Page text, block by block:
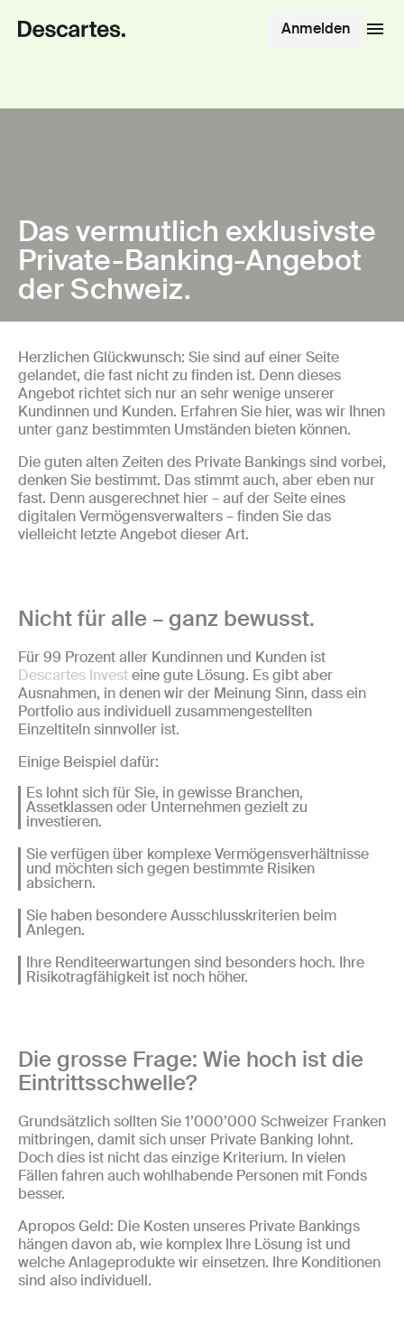
Anmelden
Das vermutlich exklusivste
Private-Banking-Angebot
der Schweiz.
Herzlichen Glückwunsch: Sie sind auf einer Seite
gelandet, die fast nicht zu finden ist. Denn dieses
Angebot richtet sich nur an sehr wenige unserer
Kundinnen und Kunden. Erfahren Sie hier, was wir Ihnen
unter ganz bestimmten Umständen bieten können.
Die guten alten Zeiten des Private Bankings sind vorbei,
denken Sie bestimmt. Das stimmt auch, aber eben nur
fast. Denn ausgerechnet hier – auf der Seite eines
digitalen Vermögensverwalters – finden Sie das
vielleicht letzte Angebot dieser Art.
Nicht für alle – ganz bewusst.
Für 99 Prozent aller Kundinnen und Kunden ist
Descartes Investeine gute Lösung. Es gibt aber
Ausnahmen, in denen wir der Meinung Sinn, dass ein
Portfolio aus individuell zusammengestellten
Einzeltiteln sinnvoller ist.
Einige Beispiel dafür:
Es lohnt sich für Sie, in gewisse Branchen,
Assetklassen oder Unternehmen gezielt zu
investieren.
Sie verfügen über komplexe Vermögensverhältnisse
und möchten sich gegen bestimmte Risiken
absichern.
Sie haben besondere Ausschlusskriterien beim
Anlegen.
Ihre Renditeerwartungen sind besonders hoch. Ihre
Risikotragfähigkeit ist noch höher.
Die grosse Frage: Wie hoch ist die
Eintrittsschwelle?
Grundsätzlich sollten Sie 1’000’000 Schweizer Franken
mitbringen, damit sich unser Private Banking lohnt.
Doch dies ist nicht das einzige Kriterium. In vielen
Fällen fahren auch wohlhabende Personen mit Fonds
besser.
Apropos Geld: Die Kosten unseres Private Bankings
hängen davon ab, wie komplex Ihre Lösung ist und
welche Anlageprodukte wir einsetzen. Ihre Konditionen
sind also individuell.